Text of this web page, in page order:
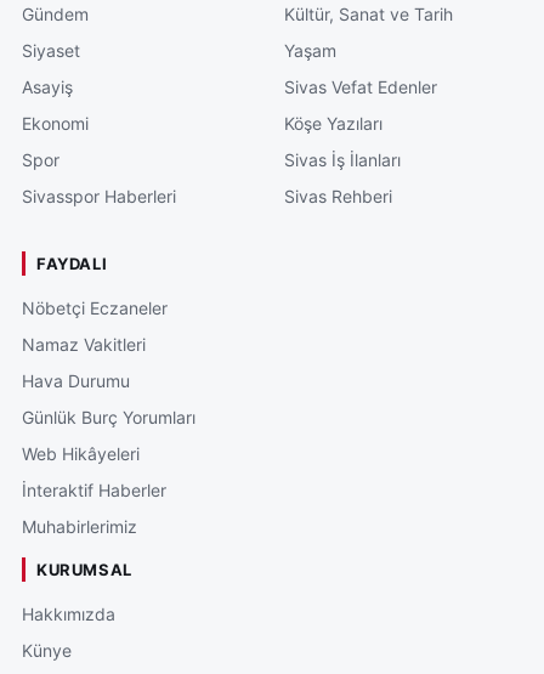
Gündem
Siyaset
Asayiş
Ekonomi
Spor
Sivasspor Haberleri
Kültür, Sanat ve Tarih
Yaşam
Sivas Vefat Edenler
Köşe Yazıları
Sivas İş İlanları
Sivas Rehberi
FAYDALI
Nöbetçi Eczaneler
Namaz Vakitleri
Hava Durumu
Günlük Burç Yorumları
Web Hikâyeleri
İnteraktif Haberler
Muhabirlerimiz
KURUMSAL
Hakkımızda
Künye